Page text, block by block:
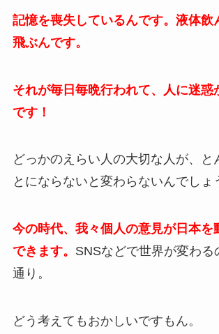
記憶を喪失しているんです。液体飲
飛ぶんです。
それが毎日毎晩行われて、人に迷惑
です！
どっかのえらい人の大切な人が、と
とにならないと変わらないんでしょ
今の時代、我々個人の意見が日本を
できます。 SNSなどで世界が変わる
通り。
どう考えてもおかしいですもん。